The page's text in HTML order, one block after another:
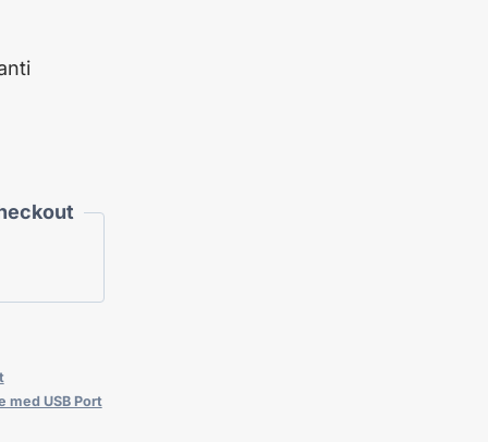
med USB Port